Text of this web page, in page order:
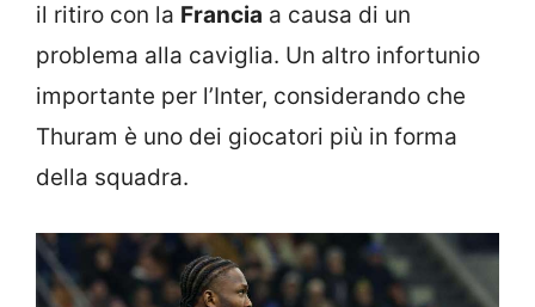
il ritiro con la Francia a causa di un
problema alla caviglia. Un altro infortunio
importante per l’Inter, considerando che
Thuram è uno dei giocatori più in forma
della squadra.